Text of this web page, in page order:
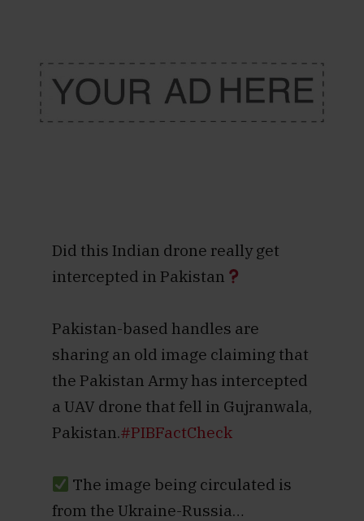
Did this Indian drone really get
intercepted in Pakistan
Pakistan-based handles are
sharing an old image claiming that
the Pakistan Army has intercepted
a UAV drone that fell in Gujranwala,
Pakistan.#PIBFactCheck
The image being circulated is
from the Ukraine-Russia…